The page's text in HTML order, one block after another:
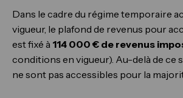
Dans le cadre du régime temporaire
vigueur, le plafond de revenus pour
est fixé à 114 000 € de revenus
conditions en vigueur). Au-delà de ce
ne sont pas accessibles pour la